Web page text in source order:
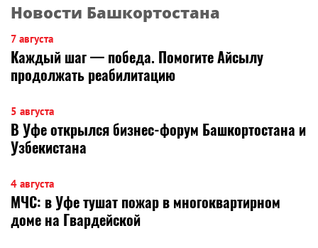
Новости Башкортостана
7 августа
Каждый шаг — победа. Помогите Айсылу
продолжать реабилитацию
5 августа
В Уфе открылся бизнес-форум Башкортостана и
Узбекистана
4 августа
МЧС: в Уфе тушат пожар в многоквартирном
доме на Гвардейской